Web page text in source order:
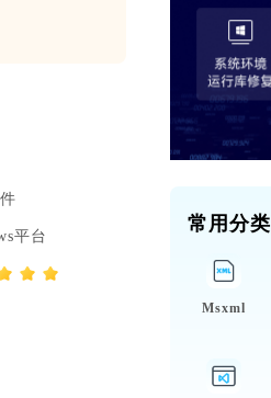
平台
常用分类
Msxml